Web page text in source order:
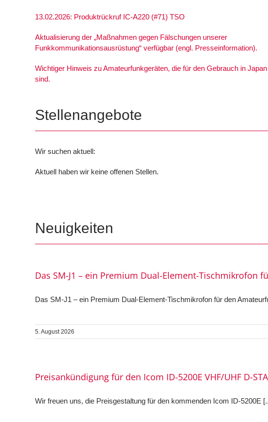
13.02.2026: Produktrückruf IC-A220 (#71) TSO
Aktualisierung der „Maßnahmen gegen Fälschungen unserer
Funkkommunikationsausrüstung“ verfügbar (engl. Presseinformation).
Wichtiger Hinweis zu Amateurfunkgeräten, die für den Gebrauch in
sind.
Stellenangebote
Wir suchen aktuell:
Aktuell haben wir keine offenen Stellen.
Neuigkeiten
Das SM-J1 – ein Premium Dual-Element-Tischmikrofon
Das SM-J1 – ein Premium Dual-Element-Tischmikrofon für den
5. August 2026
Preisankündigung für den Icom ID-5200E VHF/UHF D-
Wir freuen uns, die Preisgestaltung für den kommenden Icom ID-5200E